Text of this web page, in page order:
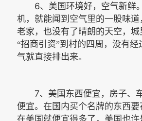
6、美国环境好，空气新鲜
机，就能闻到空气里的一股味
老家，也没有了晴朗的天空，
“招商引资”到村的四周，没有
气就直接排出来。
7、美国东西便宜，房子、
便宜。在国内买个名牌的东西要